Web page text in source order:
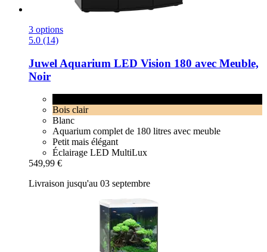
3 options
5.0 (14)
Juwel Aquarium LED Vision 180 avec Meuble,
Noir
Bois clair
Blanc
Aquarium complet de 180 litres avec meuble
Petit mais élégant
Éclairage LED MultiLux
549,99 €
Livraison jusqu'au 03 septembre